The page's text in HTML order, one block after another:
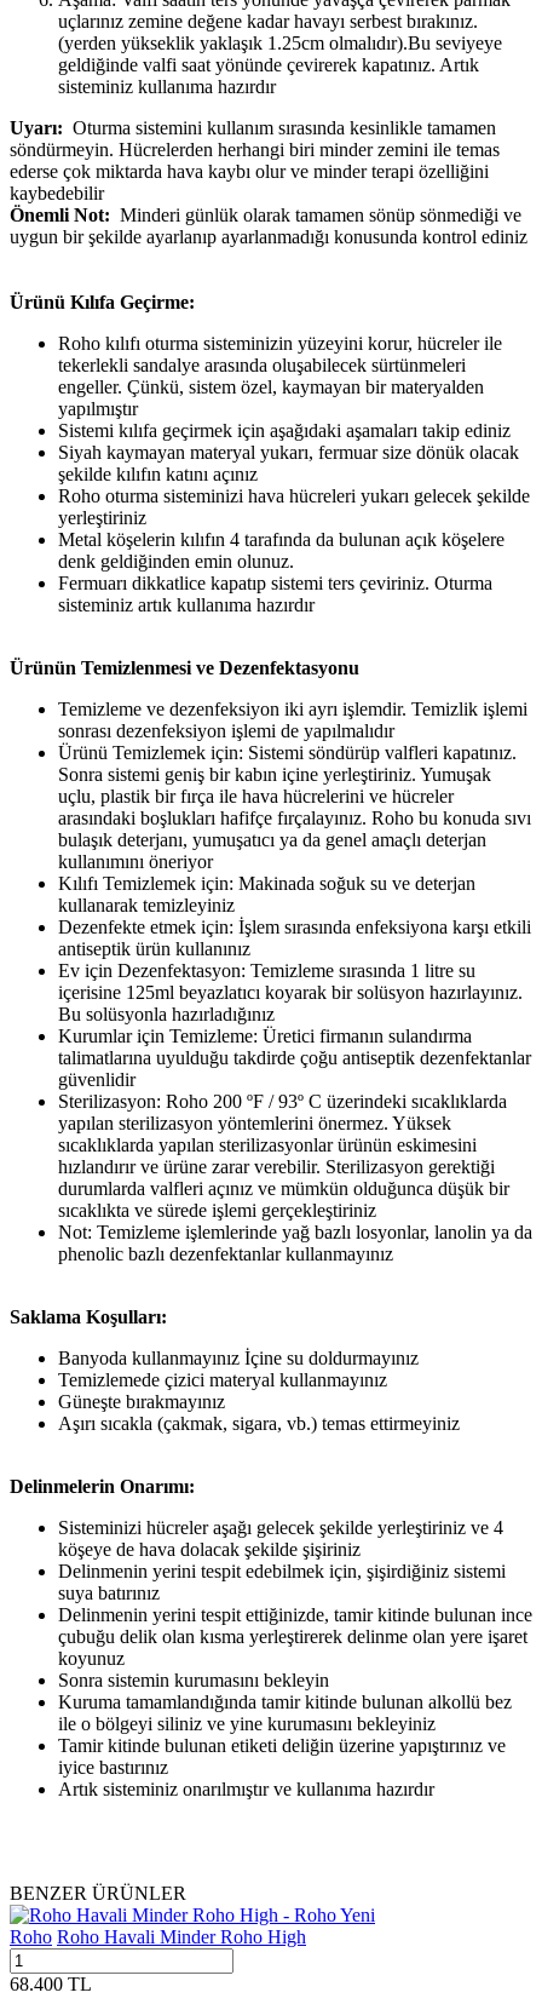
uçlarınız zemine değene kadar havayı serbest bırakınız.
(yerden yükseklik yaklaşık 1.25cm olmalıdır).Bu seviyeye
geldiğinde valfi saat yönünde çevirerek kapatınız. Artık
sisteminiz kullanıma hazırdır
Uyarı: Oturma sistemini kullanım sırasında kesinlikle tamamen
söndürmeyin. Hücrelerden herhangi biri minder zemini ile temas
ederse çok miktarda hava kaybı olur ve minder terapi özelliğini
kaybedebilir
Önemli Not: Minderi günlük olarak tamamen sönüp sönmediği ve
uygun bir şekilde ayarlanıp ayarlanmadığı konusunda kontrol ediniz
Ürünü Kılıfa Geçirme:
Roho kılıfı oturma sisteminizin yüzeyini korur, hücreler ile
tekerlekli sandalye arasında oluşabilecek sürtünmeleri
engeller. Çünkü, sistem özel, kaymayan bir materyalden
yapılmıştır
Sistemi kılıfa geçirmek için aşağıdaki aşamaları takip ediniz
Siyah kaymayan materyal yukarı, fermuar size dönük olacak
şekilde kılıfın katını açınız
Roho oturma sisteminizi hava hücreleri yukarı gelecek şekilde
yerleştiriniz
Metal köşelerin kılıfın 4 tarafında da bulunan açık köşelere
denk geldiğinden emin olunuz.
Fermuarı dikkatlice kapatıp sistemi ters çeviriniz. Oturma
sisteminiz artık kullanıma hazırdır
Ürünün Temizlenmesi ve Dezenfektasyonu
Temizleme ve dezenfeksiyon iki ayrı işlemdir. Temizlik işlemi
sonrası dezenfeksiyon işlemi de yapılmalıdır
Ürünü Temizlemek için: Sistemi söndürüp valfleri kapatınız.
Sonra sistemi geniş bir kabın içine yerleştiriniz. Yumuşak
uçlu, plastik bir fırça ile hava hücrelerini ve hücreler
arasındaki boşlukları hafifçe fırçalayınız. Roho bu konuda sıvı
bulaşık deterjanı, yumuşatıcı ya da genel amaçlı deterjan
kullanımını öneriyor
Kılıfı Temizlemek için: Makinada soğuk su ve deterjan
kullanarak temizleyiniz
Dezenfekte etmek için: İşlem sırasında enfeksiyona karşı etkili
antiseptik ürün kullanınız
Ev için Dezenfektasyon: Temizleme sırasında 1 litre su
içerisine 125ml beyazlatıcı koyarak bir solüsyon hazırlayınız.
Bu solüsyonla hazırladığınız
Kurumlar için Temizleme: Üretici firmanın sulandırma
talimatlarına uyulduğu takdirde çoğu antiseptik dezenfektanlar
güvenlidir
Sterilizasyon: Roho 200 ºF / 93º C üzerindeki sıcaklıklarda
yapılan sterilizasyon yöntemlerini önermez. Yüksek
sıcaklıklarda yapılan sterilizasyonlar ürünün eskimesini
hızlandırır ve ürüne zarar verebilir. Sterilizasyon gerektiği
durumlarda valfleri açınız ve mümkün olduğunca düşük bir
sıcaklıkta ve sürede işlemi gerçekleştiriniz
Not: Temizleme işlemlerinde yağ bazlı losyonlar, lanolin ya da
phenolic bazlı dezenfektanlar kullanmayınız
Saklama Koşulları:
Banyoda kullanmayınız İçine su doldurmayınız
Temizlemede çizici materyal kullanmayınız
Güneşte bırakmayınız
Aşırı sıcakla (çakmak, sigara, vb.) temas ettirmeyiniz
Delinmelerin Onarımı:
Sisteminizi hücreler aşağı gelecek şekilde yerleştiriniz ve 4
köşeye de hava dolacak şekilde şişiriniz
Delinmenin yerini tespit edebilmek için, şişirdiğiniz sistemi
suya batırınız
Delinmenin yerini tespit ettiğinizde, tamir kitinde bulunan ince
çubuğu delik olan kısma yerleştirerek delinme olan yere işaret
koyunuz
Sonra sistemin kurumasını bekleyin
Kuruma tamamlandığında tamir kitinde bulunan alkollü bez
ile o bölgeyi siliniz ve yine kurumasını bekleyiniz
Tamir kitinde bulunan etiketi deliğin üzerine yapıştırınız ve
iyice bastırınız
Artık sisteminiz onarılmıştır ve kullanıma hazırdır
BENZER ÜRÜNLER
Yeni
Roho Roho Havali Minder Roho High
68.400 TL